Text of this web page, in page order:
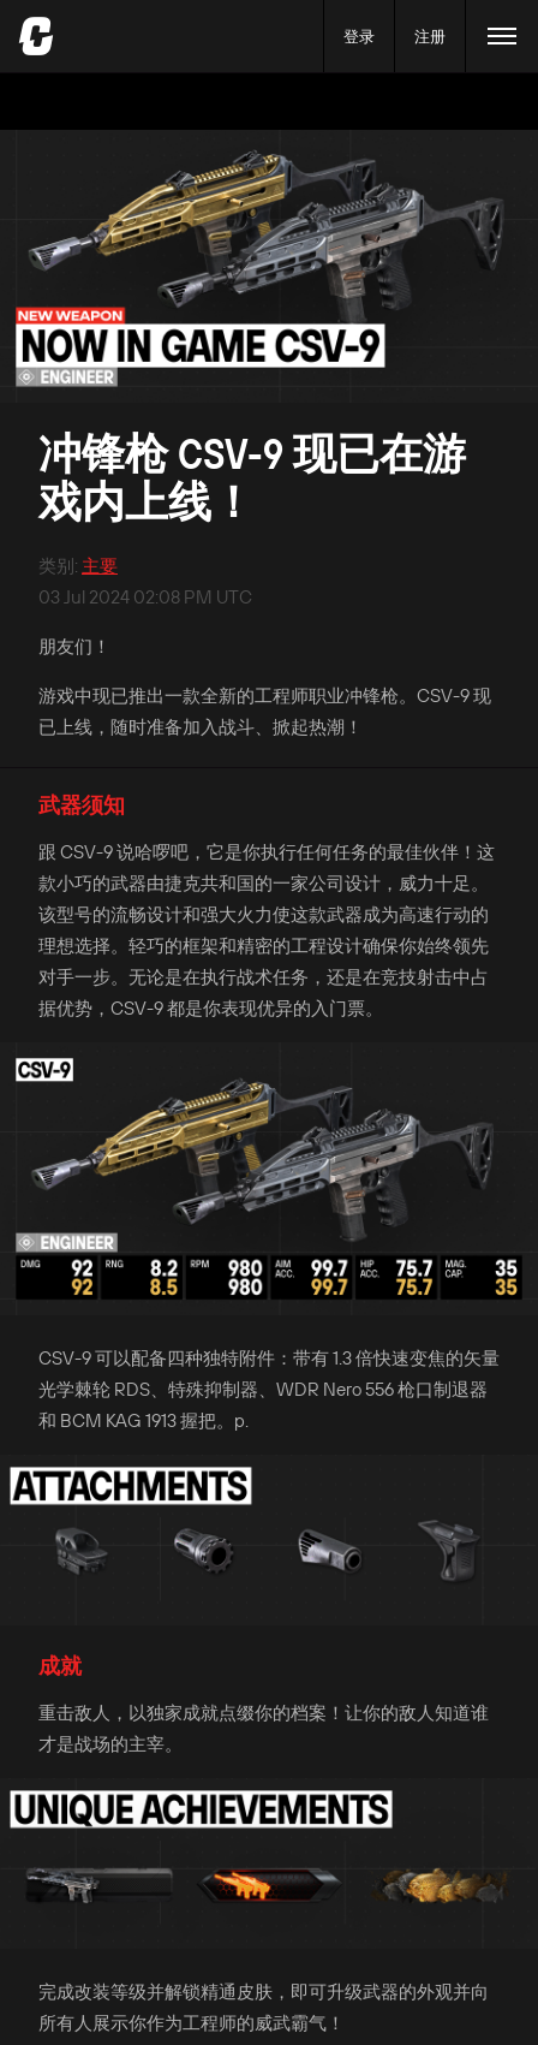
登录 注册
冲锋枪 CSV-9 现已在游
戏内上线！
类别: 主要
03 Jul 2024 02:08 PM UTC
朋友们！
游戏中现已推出一款全新的工程师职业冲锋枪。CSV-9 现
已上线，随时准备加入战斗、掀起热潮！
武器须知
跟 CSV-9 说哈啰吧，它是你执行任何任务的最佳伙伴！这
款小巧的武器由捷克共和国的一家公司设计，威力十足。
该型号的流畅设计和强大火力使这款武器成为高速行动的
理想选择。轻巧的框架和精密的工程设计确保你始终领先
对手一步。无论是在执行战术任务，还是在竞技射击中占
据优势，CSV-9 都是你表现优异的入门票。
CSV-9 可以配备四种独特附件：带有 1.3 倍快速变焦的矢量
光学棘轮 RDS、特殊抑制器、WDR Nero 556 枪口制退器
和 BCM KAG 1913 握把。p.
成就
重击敌人，以独家成就点缀你的档案！让你的敌人知道谁
才是战场的主宰。
完成改装等级并解锁精通皮肤，即可升级武器的外观并向
所有人展示你作为工程师的威武霸气！